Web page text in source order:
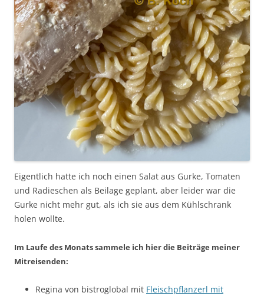
Eigentlich hatte ich noch einen Salat aus Gurke, Tomaten
und Radieschen als Beilage geplant, aber leider war die
Gurke nicht mehr gut, als ich sie aus dem Kühlschrank
holen wollte.
Im Laufe des Monats sammele ich hier die Beiträge meiner
Mitreisenden:
Regina von bistroglobal mit Fleischpflanzerl mit